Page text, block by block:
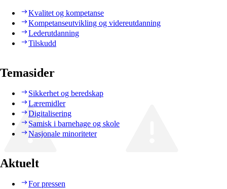
Kvalitet og kompetanse
Kompetanseutvikling og videreutdanning
Lederutdanning
Tilskudd
Temasider
Sikkerhet og beredskap
Læremidler
Digitalisering
Samisk i barnehage og skole
Nasjonale minoriteter
Aktuelt
For pressen